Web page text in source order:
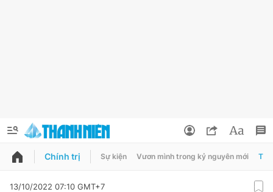
QUẢNG CÁO ĐẶT BÁO
Chính trị Sự kiện Vươn mình trong kỷ nguyên mới
13/10/2022 07:10 GMT+7